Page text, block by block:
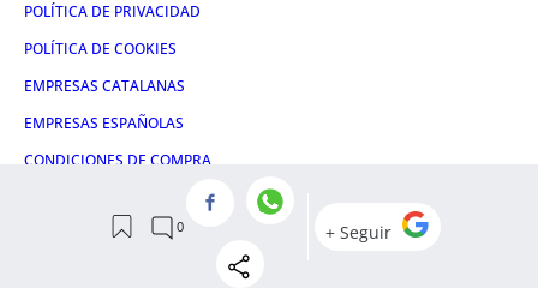
POLÍTICA DE PRIVACIDAD
POLÍTICA DE COOKIES
EMPRESAS CATALANAS
EMPRESAS ESPAÑOLAS
CONDICIONES DE COMPRA